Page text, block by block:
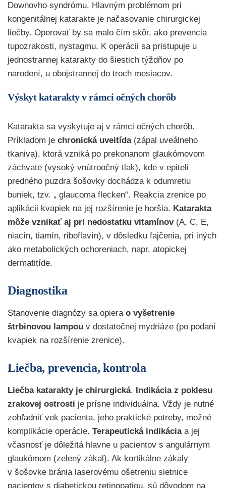
Downovho syndrómu. Hlavným problémom pri
kongenitálnej katarakte je načasovanie chirurgickej
liečby. Operovať by sa malo čím skôr, ako prevencia
tupozrakosti, nystagmu. K operácii sa pristupuje u
jednostrannej katarakty do šiestich týždňov po
narodení, u obojstrannej do troch mesiacov.
Výskyt katarakty v rámci očných chorôb
Katarakta sa vyskytuje aj v rámci očných chorôb.
Príkladom je chronická uveitída(zápal uveálneho
tkaniva), ktorá vzniká po prekonanom glaukómovom
záchvate (vysoký vnútroočný tlak), kde v epiteli
predného puzdra šošovky dochádza k odumretiu
buniek, tzv. „ glaucoma flecken“. Reakcia zrenice po
aplikácii kvapiek na jej rozšírenie je horšia. Katarakta
môže vznikať aj pri nedostatku vitamínov(A, C, E,
niacín, tiamín, riboflavín), v dôsledku fajčenia, pri iných
ako metabolických ochoreniach, napr. atopickej
dermatitíde.
Diagnostika
Stanovenie diagnózy sa opiera o vyšetrenie
štrbinovou lampou v dostatočnej mydriáze (po podaní
kvapiek na rozšírenie zrenice).
Liečba, prevencia, kontrola
Liečba katarakty je chirurgická. Indikácia z poklesu
zrakovej ostrosti je prísne individuálna. Vždy je nutné
zohľadniť vek pacienta, jeho praktické potreby, možné
komplikácie operácie. Terapeutická indikáciaa jej
včasnosť je dôležitá hlavne u pacientov s angulárnym
glaukómom (zelený zákal). Ak kortikálne zákaly
v šošovke bránia laserovému ošetreniu sietnice
pacientov s diabetickou retinopatiou, sú dôvodom na